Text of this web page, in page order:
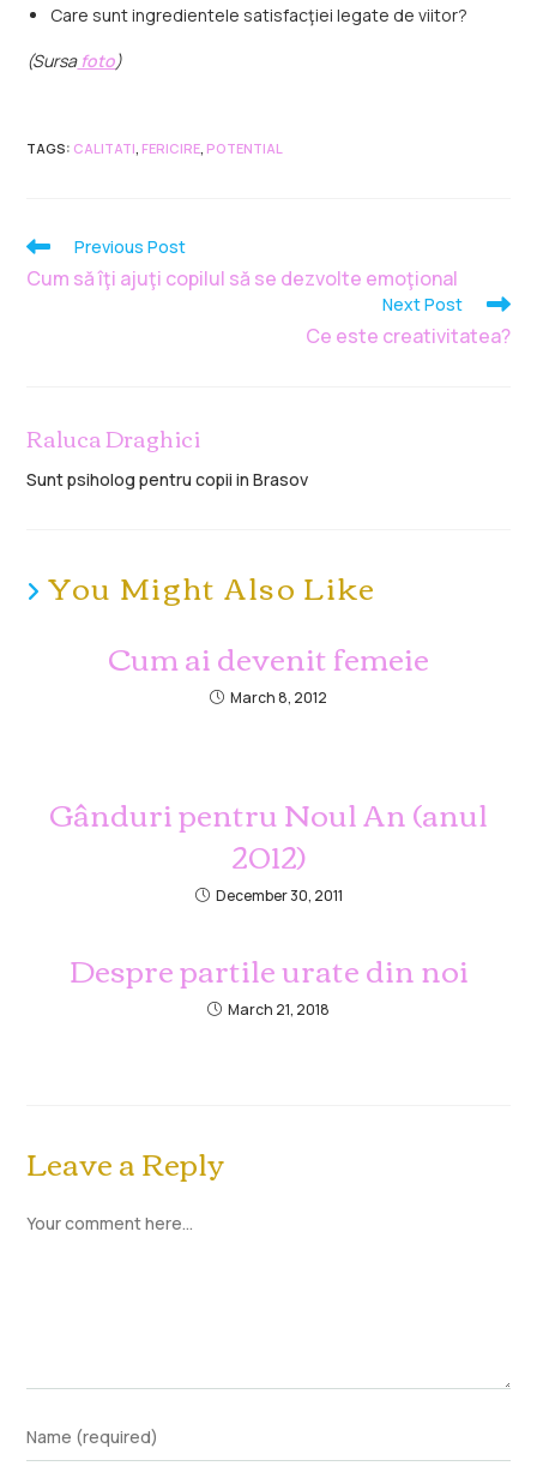
Care sunt ingredientele satisfacţiei legate de viitor?
(Sursafoto)
TAGS: CALITATI FERICIRE POTENTIAL
Previous Post
Cum să îţi ajuţi copilul să se dezvolte emoţional
Next Post
Ce este creativitatea?
Raluca Draghici
Sunt psiholog pentru copii in Brasov
You Might Also Like
Cum ai devenit femeie
March 8, 2012
Gânduri pentru Noul An (anul
2012)
December 30, 2011
Despre partile urate din noi
March 21, 2018
Leave a Reply